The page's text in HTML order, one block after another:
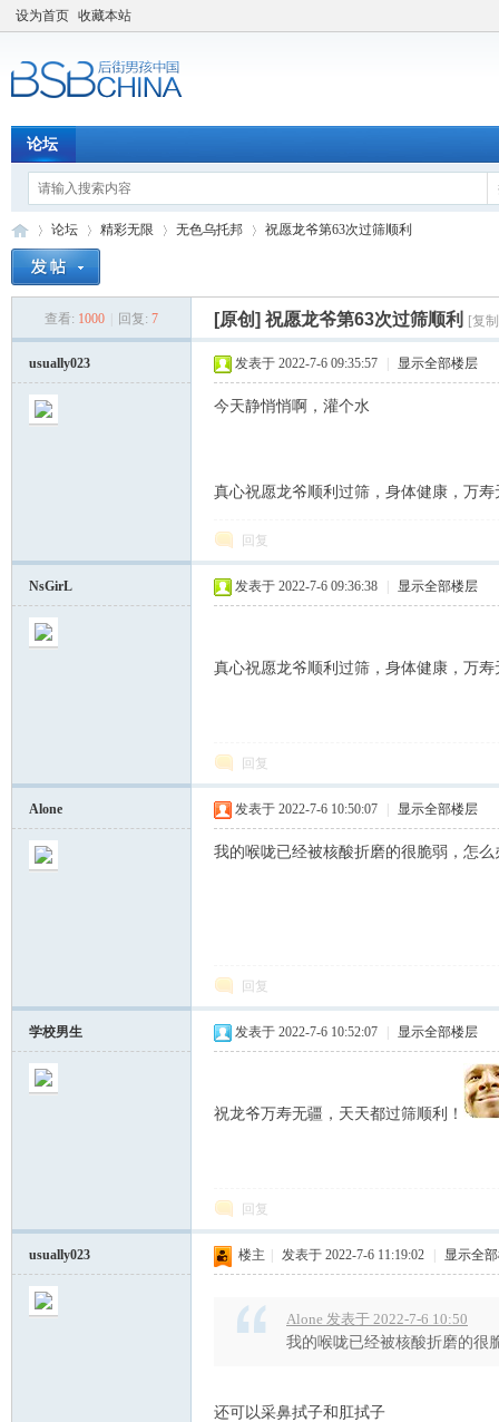
设为首页 收藏本站
论坛
论坛
›
精彩无限
›
无色乌托邦
›
祝愿龙爷第63次过筛顺利
查看: 1000 回复: 7 [原创] 祝愿龙爷第63次过筛顺利 [复
usually023 发表于 2022-7-6 09:35:57 显示全部楼层
今天静悄悄啊，灌个水
真心祝愿龙爷顺利过筛，身体健康，万寿
回复
NsGirL 发表于 2022-7-6 09:36:38 显示全部楼层
真心祝愿龙爷顺利过筛，身体健康，万寿
回复
Alone 发表于 2022-7-6 10:50:07 显示全部楼层
我的喉咙已经被核酸折磨的很脆弱，怎么
回复
学校男生 发表于 2022-7-6 10:52:07 显示全部楼层
祝龙爷万寿无疆，天天都过筛顺利！
回复
usually023 楼主 发表于 2022-7-6 11:19:02 显示全
Alone 发表于 2022-7-6 10:50
我的喉咙已经被核酸折磨的很
还可以采鼻拭子和肛拭子